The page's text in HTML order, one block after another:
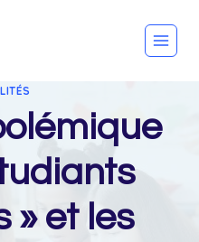
» et les